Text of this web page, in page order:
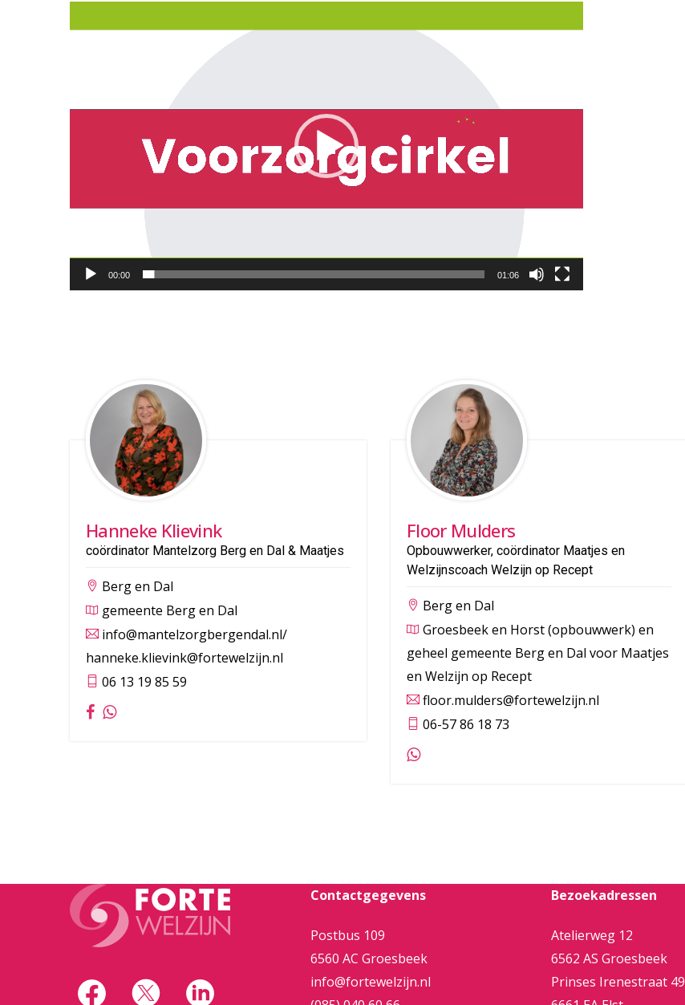
00:00 01:06
Hanneke Klievink
coördinator Mantelzorg Berg en Dal & Maatjes
Berg en Dal
gemeente Berg en Dal
info@mantelzorgbergendal.nl/
hanneke.klievink@fortewelzijn.nl
06 13 19 85 59
Floor Mulders
Opbouwwerker, coördinator Maatjes en
Welzijnscoach Welzijn op Recept
Berg en Dal
Groesbeek en Horst (opbouwwerk) en
geheel gemeente Berg en Dal voor Maatjes
en Welzijn op Recept
floor.mulders@fortewelzijn.nl
06-57 86 18 73
Contactgegevens
Postbus 109
6560 AC Groesbeek
info@fortewelzijn.nl
Bezoekadressen
Atelierweg 12
6562 AS Groesbeek
Prinses Irenestraat 49